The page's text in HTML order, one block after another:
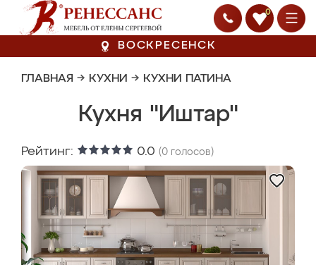
0
ВОСКРЕСЕНСК
ГЛАВНАЯ → КУХНИ → КУХНИ ПАТИНА
Кухня "Иштар"
Рейтинг: 0.0 (0 голосов)